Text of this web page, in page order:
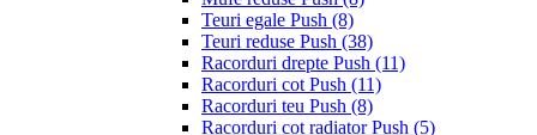
Teuri egale Push (8)
Teuri reduse Push (38)
Racorduri drepte Push (11)
Racorduri cot Push (11)
Racorduri teu Push (8)
Racorduri cot radiator Push (5)